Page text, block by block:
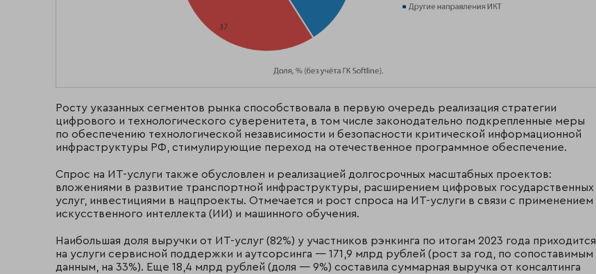
Росту указанных сегментов рынка способствовала в первую очередь реализация стратегии
цифрового и технологического суверенитета, в том числе законодательно подкрепленные меры
по обеспечению технологической независимости и безопасности критической информационной
инфраструктуры РФ, стимулирующие переход на отечественное программное обеспечение.
Спрос на ИТ-услуги также обусловлен и реализацией долгосрочных масштабных проектов:
вложениями в развитие транспортной инфраструктуры, расширением цифровых государственных
услуг, инвестициями в нацпроекты. Отмечается и рост спроса на ИТ-услуги в связи с применением
искусственного интеллекта (ИИ) и машинного обучения.
Наибольшая доля выручки от ИТ-услуг (82%) у участников рэнкинга по итогам 2023 года приходится
на услуги сервисной поддержки и аутсорсинга — 171,9 млрд рублей (рост за год, по сопоставимым
данным, на 33%). Еще 18,4 млрд рублей (доля — 9%) составила суммарная выручка от консалтинга